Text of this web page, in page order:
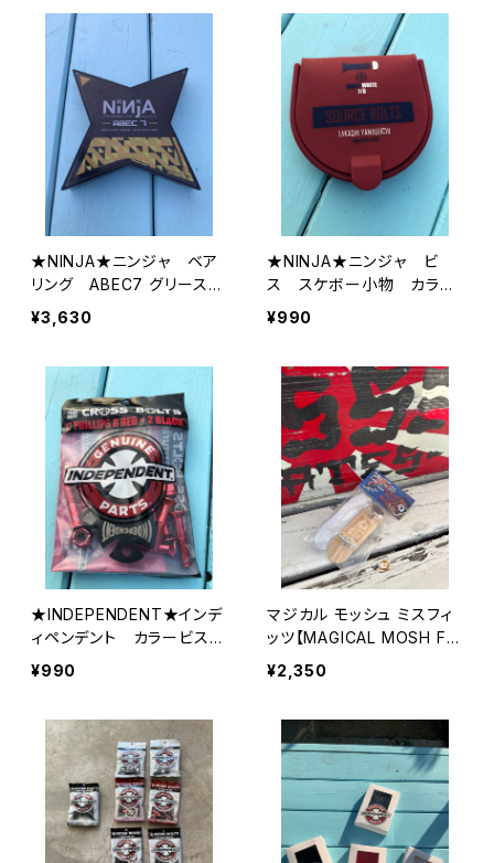
★NINJA★ニンジャ ベア
リング ABEC7 グリース
べたつかない スター型
¥3,630
★NINJA★ニンジャ ビ
ス スケボー小物 カラー
ビス コインケースタイプ
¥990
★INDEPENDENT★インデ
ィペンデント カラービス8
本＋予備ビス２本＋ツー
¥990
マジカル モッシュ ミスフィ
ッツ【MAGICAL MOSH FIN
GERBOARD 3】指スケ スケ
ボー skateboard skate b
¥2,350